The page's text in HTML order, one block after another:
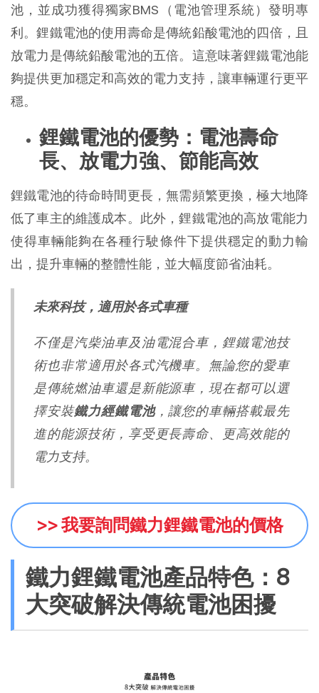
池，並成功獲得獨家BMS（電池管理系統）發明專
利。鋰鐵電池的使用壽命是傳統鉛酸電池的四倍，且
放電力是傳統鉛酸電池的五倍。這意味著鋰鐵電池能
夠提供更加穩定和高效的電力支持，讓車輛運行更平
穩。
鋰鐵電池的優勢：電池壽命
長、放電力強、節能高效
鋰鐵電池的待命時間更長，無需頻繁更換，極大地降
低了車主的維護成本。此外，鋰鐵電池的高放電能力
使得車輛能夠在各種行駛條件下提供穩定的動力輸
出，提升車輛的整體性能，並大幅度節省油耗。
未來科技，適用於各式車種
不僅是汽柴油車及油電混合車，鋰鐵電池技
術也非常適用於各式汽機車。無論您的愛車
是傳統燃油車還是新能源車，現在都可以選
擇安裝鐵力經鐵電池，讓您的車輛搭載最先
進的能源技術，享受更長壽命、更高效能的
電力支持。
>> 我要詢問鐵力鋰鐵電池的價格
鐵力鋰鐵電池產品特色：8
大突破解決傳統電池困擾